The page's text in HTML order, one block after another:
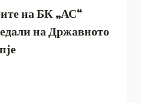
на БК „АС“
на Државното